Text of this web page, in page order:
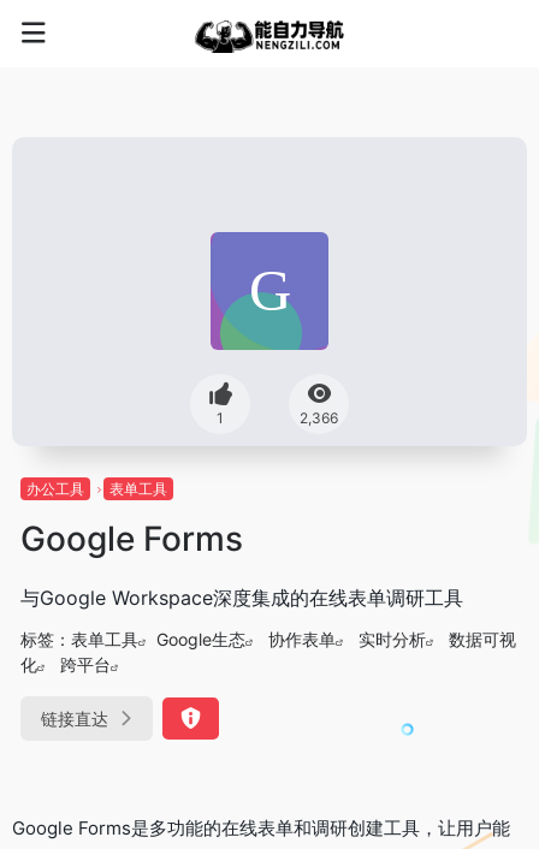
1 2,366
办公工具 表单工具
Google Forms
与Google Workspace深度集成的在线表单调研工具
标签： 表单工具 Google生态 协作表单 实时分析
数据可视
化
跨平台
链接直达
Google Forms是多功能的在线表单和调研创建工具，让用户能